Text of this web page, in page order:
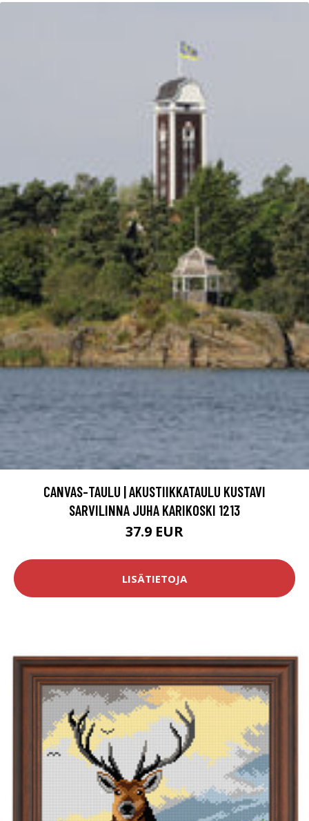
CANVAS-TAULU | AKUSTIIKKATAULU KUSTAVI
SARVILINNA JUHA KARIKOSKI 1213
37.9 EUR
LISÄTIETOJA